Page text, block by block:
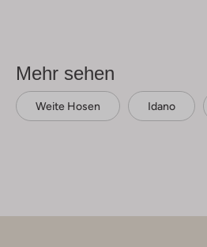
Mehr sehen
Weite Hosen Idano